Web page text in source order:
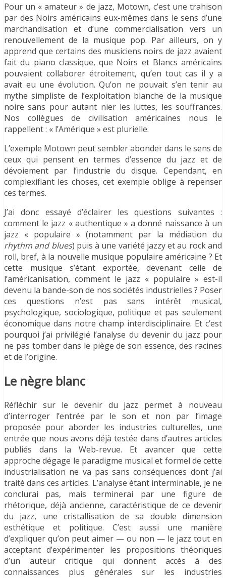
Pour un « amateur » de jazz, Motown, c’est une trahison
par des Noirs américains eux-mêmes dans le sens d’une
marchandisation et d’une commercialisation vers un
renouvellement de la musique pop. Par ailleurs, on y
apprend que certains des musiciens noirs de jazz avaient
fait du piano classique, que Noirs et Blancs américains
pouvaient collaborer étroitement, qu’en tout cas il y a
avait eu une évolution. Qu’on ne pouvait s’en tenir au
mythe simpliste de l’exploitation blanche de la musique
noire sans pour autant nier les luttes, les souffrances.
Nos collègues de civilisation américaines nous le
rappellent : « l’Amérique » est plurielle.
L’exemple Motown peut sembler abonder dans le sens de
ceux qui pensent en termes d’essence du jazz et de
dévoiement par l’industrie du disque. Cependant, en
complexifiant les choses, cet exemple oblige à repenser
ces termes.
J’ai donc essayé d’éclairer les questions suivantes :
comment le jazz « authentique » a donné naissance à un
jazz « populaire » (notamment par la médiation du
rhythm and blues) puis à une variété jazzy et au rock and
roll, bref, à la nouvelle musique populaire américaine ? Et
cette musique s’étant exportée, devenant celle de
l’américanisation, comment le jazz « populaire » est-il
devenu la bande-son de nos sociétés industrielles ? Poser
ces questions n’est pas sans intérêt musical,
psychologique, sociologique, politique et pas seulement
économique dans notre champ interdisciplinaire. Et c’est
pourquoi j’ai privilégié l’analyse du devenir du jazz pour
ne pas tomber dans le piège de son essence, des racines
et de l’origine.
Le nègre blanc
Réfléchir sur le devenir du jazz permet à nouveau
d’interroger l’entrée par le son et non par l’image
proposée pour aborder les industries culturelles, une
entrée que nous avons déjà testée dans d’autres articles
publiés dans la Web-revue. Et avancer que cette
approche dégage le paradigme musical et formel de cette
industrialisation ne va pas sans conséquences dont j’ai
traité dans ces articles. L’analyse étant interminable, je ne
conclurai pas, mais terminerai par une figure de
rhétorique, déjà ancienne, caractéristique de ce devenir
du jazz, une cristallisation de sa double dimension
esthétique et politique. C’est aussi une manière
d’expliquer qu’on peut aimer — ou non — le jazz tout en
acceptant d’expérimenter les propositions théoriques
d’un auteur critique qui donnent accès à des
connaissances plus générales sur les industries